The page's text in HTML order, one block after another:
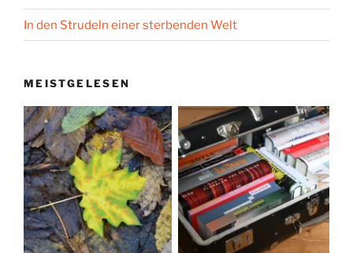
In den Strudeln einer sterbenden Welt
MEISTGELESEN